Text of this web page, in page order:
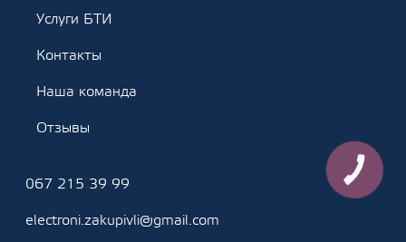
Услуги БТИ
Контакты
Наша команда
Отзывы
067 215 39 99
electroni.zakupivli@gmail.com
КНОПКА
ЗВ'ЯЗКУ